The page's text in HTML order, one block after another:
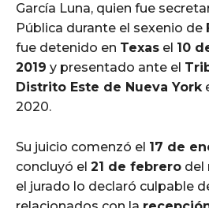
García Luna, quien fue
Pública durante el sexenio de
fue detenido en Texas el 10
2019 y presentado ante el
Distrito Este de Nueva York
2020.
Su juicio comenzó el 17 de
concluyó el 21 de febrero del
el jurado lo declaró culpable